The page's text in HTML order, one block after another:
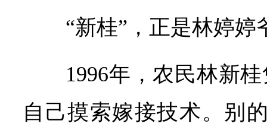
“新桂”，正是林婷婷
1996年，农民林新
自己摸索嫁接技术。别